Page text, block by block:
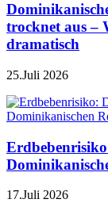
trocknet aus –
dramatisch
25.Juli 2026
17.Juli 2026